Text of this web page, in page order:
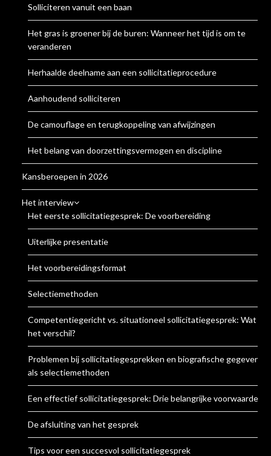
Solliciteren vanuit een baan
Het gras is groener bij de buren: Wanneer het tijd is om te
veranderen
Herhaalde deelname aan een sollicitatieprocedure
Aanhoudend solliciteren
De camouflage en terugkoppeling van afwijzingen
Het belang van doorzettingsvermogen en discipline
Kansberoepen in 2026
Het interview
Het eerste sollicitatiegesprek: De voorbereiding
Uiterlijke presentatie
Het voorbereidingsformat
Selectiemethoden
Competentiegericht vs. situationeel sollicitatiegesprek: Wat is
het verschil?
Problemen bij sollicitatiegesprekken en biografische gegevens
als selectiemethoden
Een effectief sollicitatiegesprek: Drie belangrijke voorwaarden
De afsluiting van het gesprek
Tips voor een succesvol sollicitatiegesprek